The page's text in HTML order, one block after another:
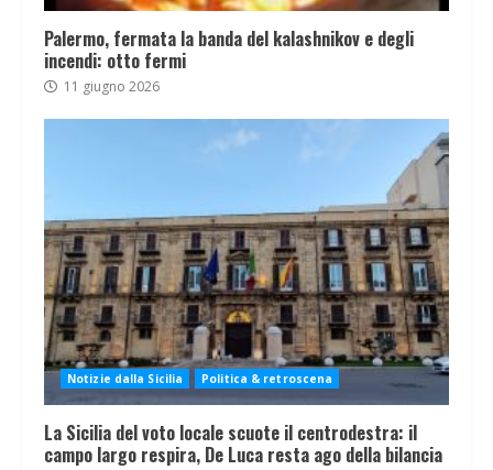
Palermo, fermata la banda del kalashnikov e degli
incendi: otto fermi
11 giugno 2026
Notizie dalla Sicilia Politica & retroscena
La Sicilia del voto locale scuote il centrodestra: il
campo largo respira, De Luca resta ago della bilancia